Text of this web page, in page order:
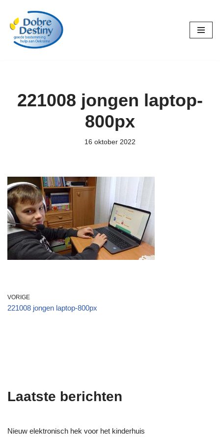
Ga
naar
221008 jongen laptop-
800px
16 oktober 2022
VORIGE
221008 jongen laptop-800px
Laatste berichten
Nieuw elektronisch hek voor het kinderhuis